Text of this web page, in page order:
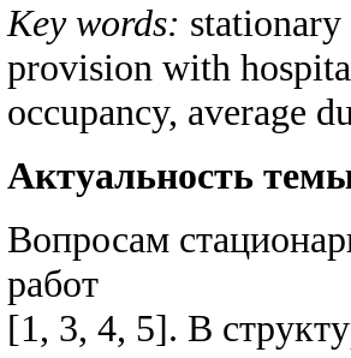
Key words:
provision with
occupancy, average
Актуальность
Вопросам
работ
[1, 3, 4, 5]. В